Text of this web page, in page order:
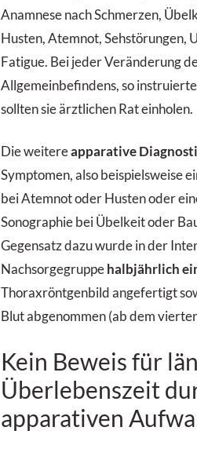
Anamnese nach Schmerzen,
Husten, Atemnot, Sehstörungen,
Fatigue. Bei jeder Veränderung
Allgemeinbefindens, so
sollten sie ärztlichen Rat einholen.
Die weitereapparative
Symptomen, also beispielsweise
bei Atemnot oder Husten oder
Sonographie bei Übelkeit oder
Gegensatz dazu wurde in der
Nachsorgegruppe halbjährlich
Thoraxröntgenbild angefertigt
Blut abgenommen (ab dem
Kein Beweis für
Überlebenszeit
apparativen